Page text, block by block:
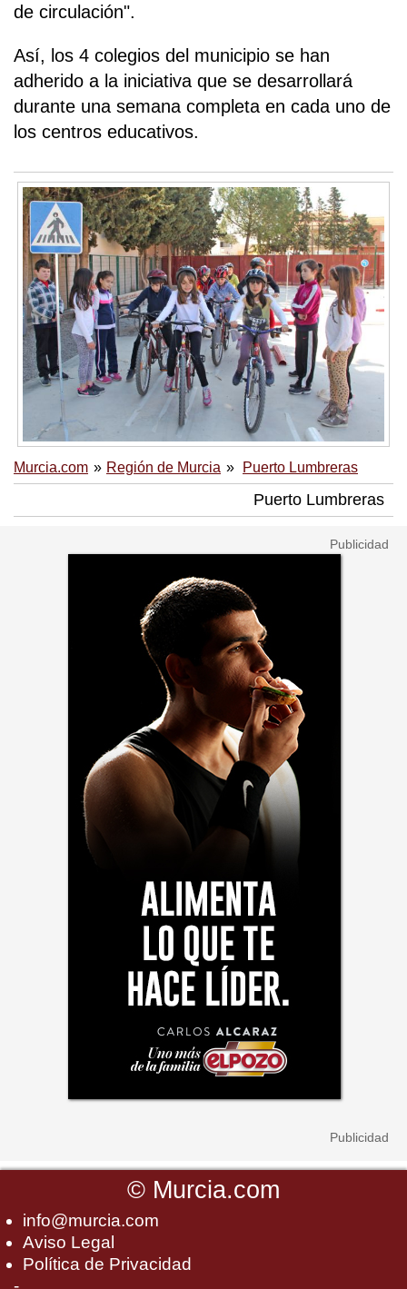
de circulación".
Así, los 4 colegios del municipio se han
adherido a la iniciativa que se desarrollará
durante una semana completa en cada uno de
los centros educativos.
Murcia.com Región de Murcia Puerto Lumbreras
Puerto Lumbreras
© Murcia.com
info@murcia.com
Aviso Legal
Política de Privacidad